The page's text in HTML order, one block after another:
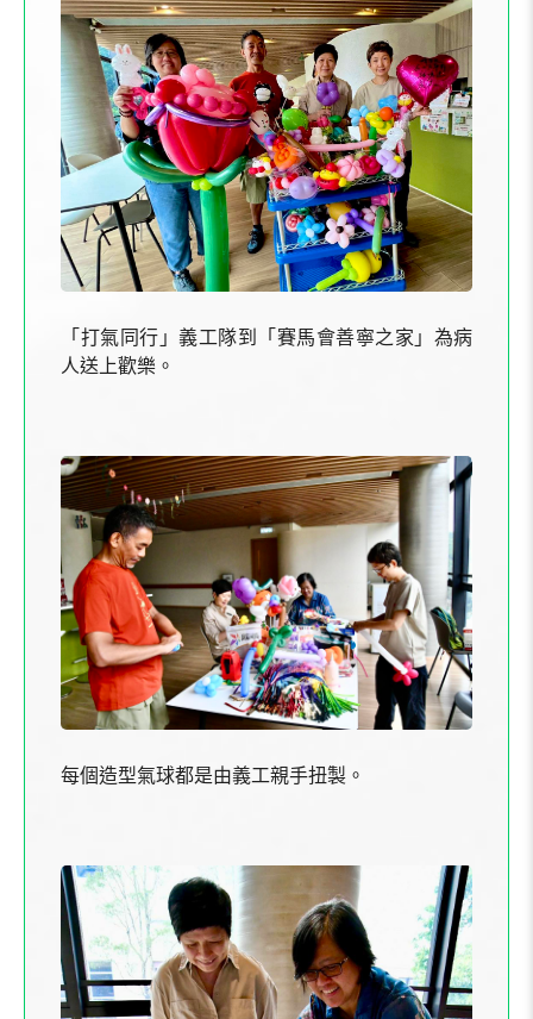
「打氣同行」義工隊到 「賽馬會善寧之家」 為病
人送上歡樂。
每個造型氣球都是由義工親手扭製。